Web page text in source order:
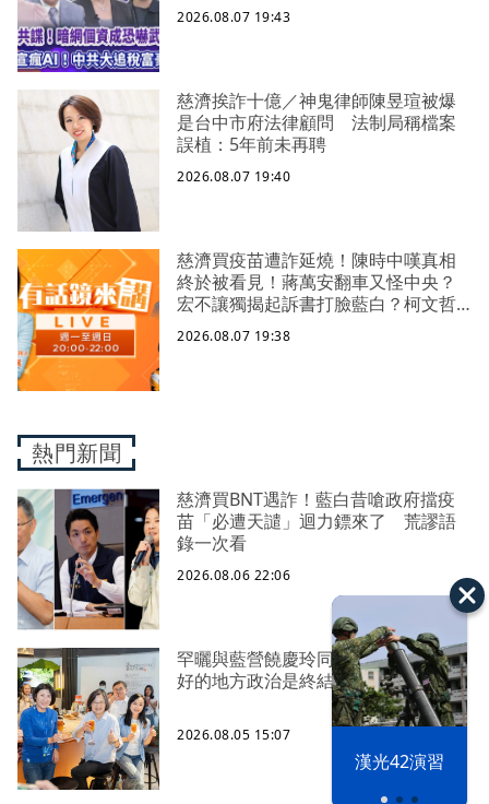
漢光42演習
2026.08.07 19:43
慈濟挨詐十億／神鬼律師陳昱瑄被爆
是台中市府法律顧問 法制局稱檔案
誤植：5年前未再聘
2026.08.07 19:40
慈濟買疫苗遭詐延燒！陳時中嘆真相
終於被看見！蔣萬安翻車又怪中央？
宏不讓獨揭起訴書打臉藍白？柯文哲
生日嚇一大跳忘記腳傷？虐童案再
爆！北市府突襲稽查變套招？
2026.08.07 19:38
熱門新聞
慈濟買BNT遇詐！藍白昔嗆政府擋疫
苗「必遭天譴」迴力鏢來了 荒謬語
錄一次看
2026.08.06 22:06
罕曬與藍營饒慶玲同框照 蔡英文：
好的地方政治是終結對立、彼此接力
2026.08.05 15:07